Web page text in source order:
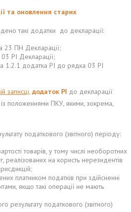
та оновлення старих
такі додатки до декларації:
23 ПН Декларації;
РІ Декларації;
1.2.1 додатка РІ до рядка 03 РІ
записці, додаток РІ до декларації
із положеннями ПКУ, якими, зокрема,
податкового (звітного) періоду:
товарів, у тому числі необоротних
реалізованих на користь нерезидентів
платником податків при здійсненні
якщо такі операції не мають
результату податкового (звітного)